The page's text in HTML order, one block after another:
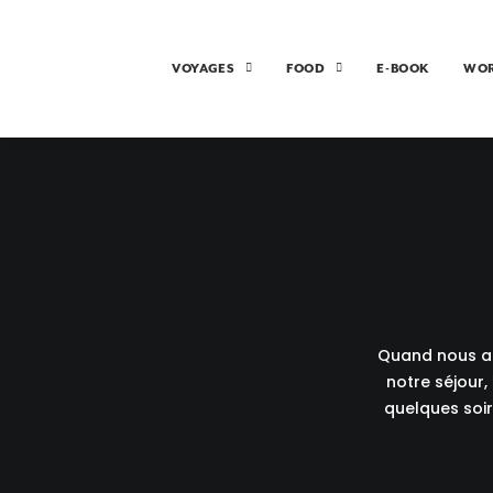
VOYAGES FOOD E-BOOK
Quand nous
notre
quelques